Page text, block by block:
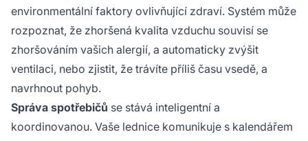
environmentální faktory ovlivňující zdraví. Systém může
rozpoznat, že zhoršená kvalita vzduchu souvisí se
zhoršováním vašich alergií, a automaticky zvýšit
ventilaci, nebo zjistit, že trávíte příliš času vsedě, a
navrhnout pohyb.
Správa spotřebičů se stává inteligentní a
koordinovanou. Vaše lednice komunikuje s kalendářem